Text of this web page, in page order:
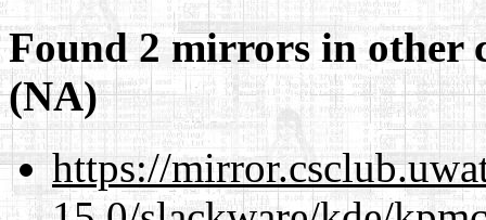
Found 2 mirrors in other
(NA)
https://